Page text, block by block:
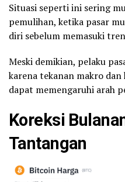
Situasi seperti ini sering
pemulihan, ketika pasar
diri sebelum memasuki
Meski demikian, pelaku
karena tekanan makro
dapat memengaruhi arah
Koreksi
Tantangan